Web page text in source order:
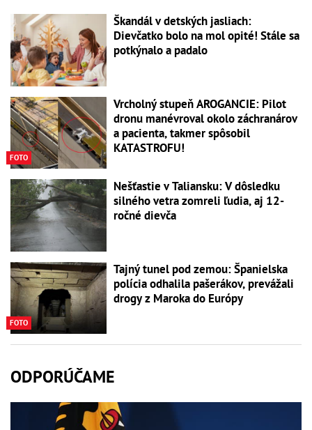
Škandál v detských jasliach:
Dievčatko bolo na mol opité! Stále sa
potkýnalo a padalo
FOTO
Vrcholný stupeň AROGANCIE: Pilot
dronu manévroval okolo záchranárov
a pacienta, takmer spôsobil
KATASTROFU!
Nešťastie v Taliansku: V dôsledku
silného vetra zomreli ľudia, aj 12-
ročné dievča
FOTO
Tajný tunel pod zemou: Španielska
polícia odhalila pašerákov, prevážali
drogy z Maroka do Európy
ODPORÚČAME